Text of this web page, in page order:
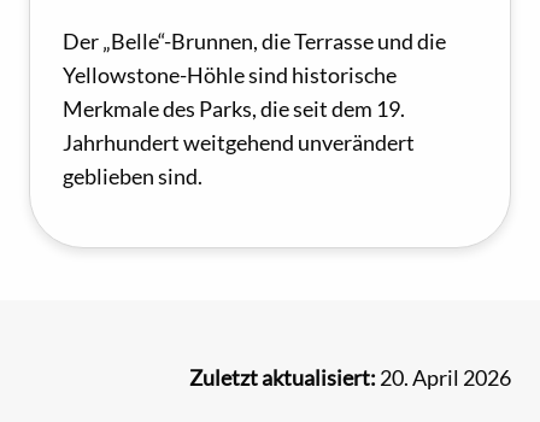
Der „Belle“-Brunnen, die Terrasse und die
Yellowstone-Höhle sind historische
Merkmale des Parks, die seit dem 19.
Jahrhundert weitgehend unverändert
geblieben sind.
Zuletzt aktualisiert: 20. April 2026